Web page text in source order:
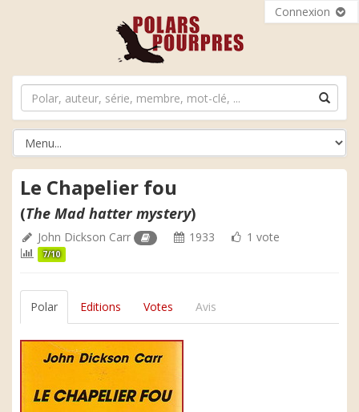
Connexion
Le Chapelier fou
(The Mad hatter mystery)
John Dickson Carr 1933 1 vote
7/10
Polar Editions Votes Avis